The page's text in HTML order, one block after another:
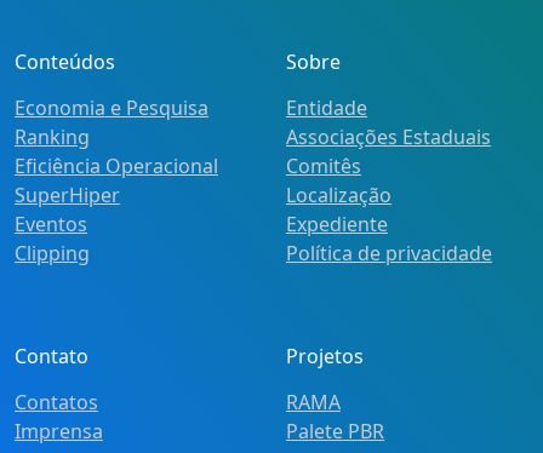
Conteúdos
Economia e Pesquisa
Ranking
Eficiência Operacional
SuperHiper
Eventos
Clipping
Sobre
Entidade
Associações Estaduais
Comitês
Localização
Expediente
Política de privacidade
Contato
Contatos
Imprensa
Projetos
RAMA
Palete PBR